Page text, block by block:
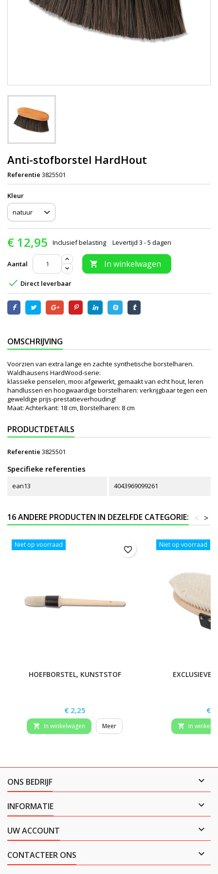
Anti-stofborstel HardHout
Referentie 3825501
Kleur
€ 12,95 Inclusief belasting Levertijd 3 - 5 dagen
Aantal  In winkelwagen
 Direct leverbaar
OMSCHRIJVING
Voorzien van extra lange en zachte synthetische borstelharen.
Waldhausens HardWood-serie:
klassieke penselen, mooi afgewerkt, gemaakt van echt hout, leren
handlussen en hoogwaardige borstelharen: verkrijgbaar tegen een
geweldige prijs-prestatieverhouding!
Maat: Achterkant: 18 cm, Borstelharen: 8 cm
PRODUCTDETAILS
Referentie 3825501
Specifieke referenties
ean13 4043969099261
16 ANDERE PRODUCTEN IN DEZELFDE CATEGORIE: >
<
Niet op voorraad
HOEFBORSTEL, KUNSTSTOF
Prijs
€ 2,25
 In winkelwagen Meer
favorite_border
Niet op voorraad
EXCLUSIEVE
€
 In
ONS BEDRIJF 
INFORMATIE 
UW ACCOUNT 
CONTACTEER ONS 